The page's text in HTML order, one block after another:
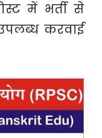
में भर्ती से
करवाई